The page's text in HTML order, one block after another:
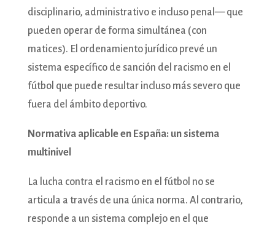
disciplinario, administrativo e incluso penal— que
pueden operar de forma simultánea (con
matices). El ordenamiento jurídico prevé un
sistema específico de sanción del racismo en el
fútbol que puede resultar incluso más severo que
fuera del ámbito deportivo.
Normativa aplicable en España: un sistema
multinivel
La lucha contra el racismo en el fútbol no se
articula a través de una única norma. Al contrario,
responde a un sistema complejo en el que